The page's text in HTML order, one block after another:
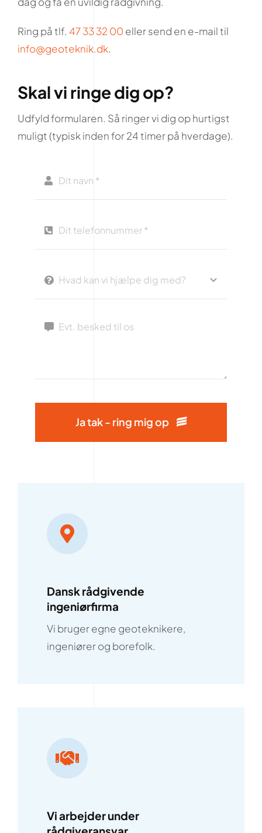
Ring på tlf. 47 33 32 00 eller send en e-mail til
info@geoteknik.dk.
Skal vi ringe dig op?
Udfyld formularen. Så ringer vi dig op hurtigst
muligt (typisk inden for 24 timer på hverdage).
Ja tak - ring mig op
Dansk rådgivende
ingeniørfirma
Vi bruger egne geoteknikere,
ingeniører og borefolk.
Vi arbejder under